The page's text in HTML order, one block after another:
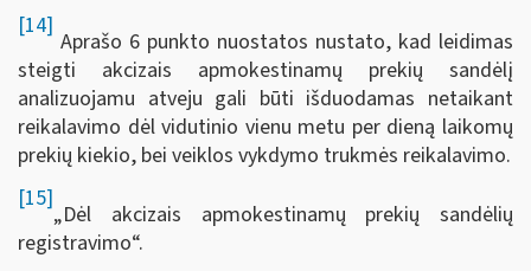
[14]
Aprašo 6 punkto nuostatos nustato, kad leidimas
steigti akcizais apmokestinamų prekių sandėlį
analizuojamu atveju gali būti išduodamas netaikant
reikalavimo dėl vidutinio vienu metu per dieną laikomų
prekių kiekio, bei veiklos vykdymo trukmės reikalavimo.
[15]
„Dėl akcizais apmokestinamų prekių sandėlių
registravimo“.